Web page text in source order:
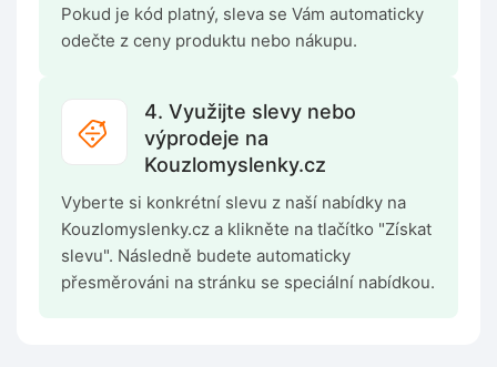
Pokud je kód platný, sleva se Vám automaticky
odečte z ceny produktu nebo nákupu.
4. Využijte slevy nebo
výprodeje na
Kouzlomyslenky.cz
Vyberte si konkrétní slevu z naší nabídky na
Kouzlomyslenky.cz a klikněte na tlačítko "Získat
slevu". Následně budete automaticky
přesměrováni na stránku se speciální nabídkou.